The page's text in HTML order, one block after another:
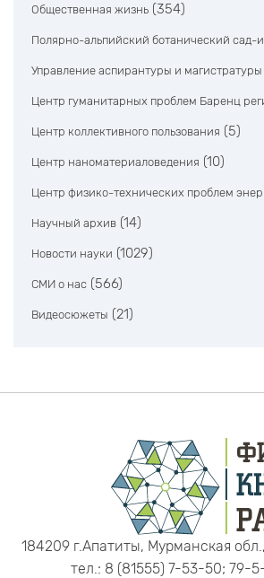
Общественная жизнь (354)
Полярно-альпийский ботанический сад-
Управление аспирантуры и магистратуры
Центр гуманитарных проблем Баренц
Центр коллективного пользования (5)
Центр наноматериаловедения (10)
Центр физико-технических проблем
Научный архив (14)
Новости науки (1029)
СМИ о нас (566)
Видеосюжеты (21)
184209 г.Апатиты, Мурманская
тел.: 8 (81555) 7-53-50; 79-